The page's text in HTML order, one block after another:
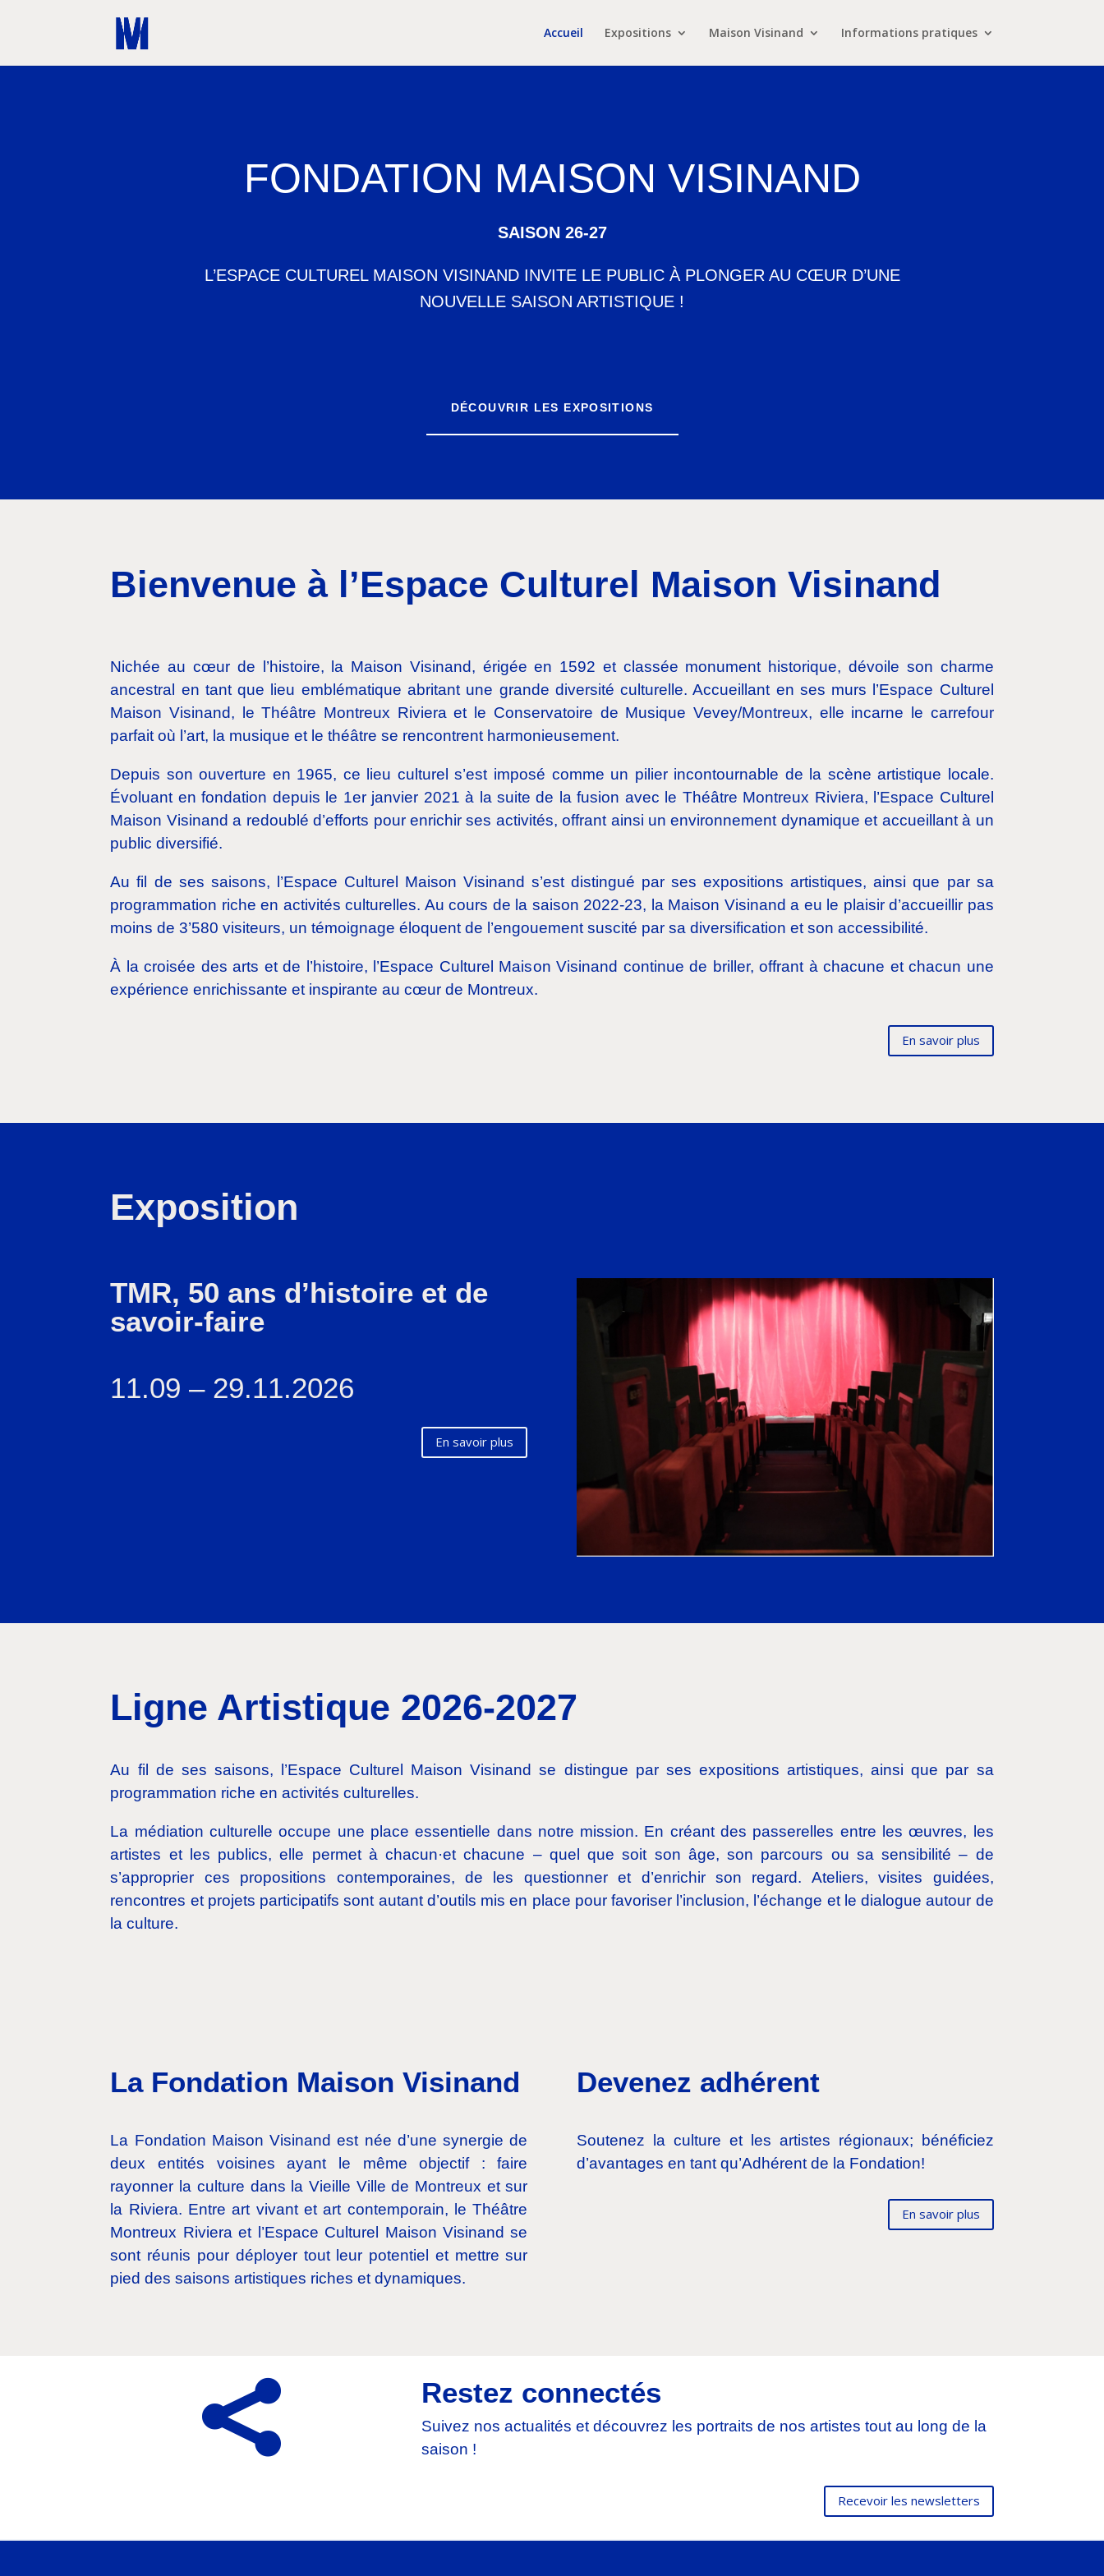
Accueil Expositions Maison Visinand Informations pratiques
FONDATION MAISON VISINAND
SAISON 26-27
L’ESPACE CULTUREL MAISON VISINAND INVITE LE PUBLIC À PLONGER AU CŒUR D’UNE
NOUVELLE SAISON ARTISTIQUE !
DÉCOUVRIR LES EXPOSITIONS
Bienvenue à l’Espace Culturel Maison Visinand
Nichée au cœur de l’histoire, la Maison Visinand, érigée en 1592 et classée monument historique, dévoile son charme
ancestral en tant que lieu emblématique abritant une grande diversité culturelle. Accueillant en ses murs l’Espace Culturel
Maison Visinand, le Théâtre Montreux Riviera et le Conservatoire de Musique Vevey/Montreux, elle incarne le carrefour
parfait où l’art, la musique et le théâtre se rencontrent harmonieusement.
Depuis son ouverture en 1965, ce lieu culturel s’est imposé comme un pilier incontournable de la scène artistique locale.
Évoluant en fondation depuis le 1er janvier 2021 à la suite de la fusion avec le Théâtre Montreux Riviera, l’Espace Culturel
Maison Visinand a redoublé d’efforts pour enrichir ses activités, offrant ainsi un environnement dynamique et accueillant à un
public diversifié.
Au fil de ses saisons, l’Espace Culturel Maison Visinand s’est distingué par ses expositions artistiques, ainsi que par sa
programmation riche en activités culturelles. Au cours de la saison 2022-23, la Maison Visinand a eu le plaisir d’accueillir pas
moins de 3’580 visiteurs, un témoignage éloquent de l’engouement suscité par sa diversification et son accessibilité.
À la croisée des arts et de l’histoire, l’Espace Culturel Maison Visinand continue de briller, offrant à chacune et chacun une
expérience enrichissante et inspirante au cœur de Montreux.
En savoir plus
Exposition
TMR, 50 ans d’histoire et de
savoir-faire
11.09 – 29.11.2026
En savoir plus
Ligne Artistique 2026-2027
Au fil de ses saisons, l’Espace Culturel Maison Visinand se distingue par ses expositions artistiques, ainsi que par sa
programmation riche en activités culturelles.
La médiation culturelle occupe une place essentielle dans notre mission. En créant des passerelles entre les œuvres, les
artistes et les publics, elle permet à chacun·et chacune – quel que soit son âge, son parcours ou sa sensibilité – de
s’approprier ces propositions contemporaines, de les questionner et d’enrichir son regard. Ateliers, visites guidées,
rencontres et projets participatifs sont autant d’outils mis en place pour favoriser l’inclusion, l’échange et le dialogue autour de
la culture.
La Fondation Maison Visinand
La Fondation Maison Visinand est née d’une synergie de
deux entités voisines ayant le même objectif : faire
rayonner la culture dans la Vieille Ville de Montreux et sur
la Riviera. Entre art vivant et art contemporain, le Théâtre
Montreux Riviera et l’Espace Culturel Maison Visinand se
sont réunis pour déployer tout leur potentiel et mettre sur
pied des saisons artistiques riches et dynamiques.
Devenez adhérent
Soutenez la culture et les artistes régionaux; bénéficiez
d’avantages en tant qu’Adhérent de la Fondation!
En savoir plus
 Restez connectés
Suivez nos actualités et découvrez les portraits de nos artistes tout au long de la
saison !
Recevoir les newsletters